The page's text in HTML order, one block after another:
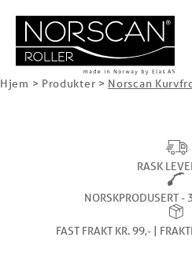
Hjem > Produkter > Norscan
RASK
NORSKPRODUSERT -
FAST FRAKT KR. 99,- |